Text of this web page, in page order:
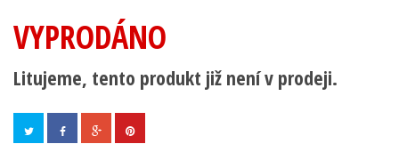
VYPRODÁNO
Litujeme, tento produkt již není v prodeji.